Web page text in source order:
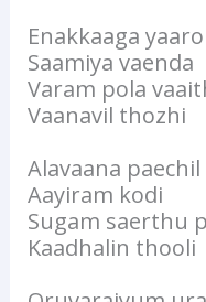
Enakkaaga yaaro
Saamiya vaenda
Varam pola
Vaanavil thozhi
Alavaana paechil
Aayiram kodi
Sugam saerthu
Kaadhalin thooli